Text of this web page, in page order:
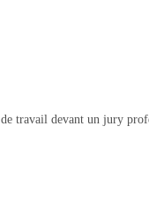
de travail devant un jury